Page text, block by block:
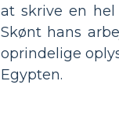
at skrive en
Skønt hans
oprindelige
Egypten.